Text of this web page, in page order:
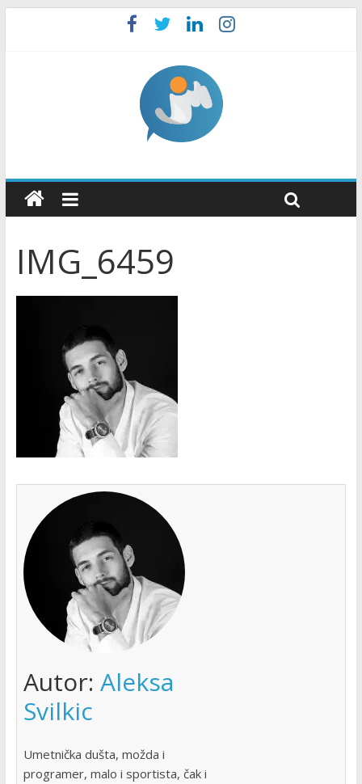
IMG_6459
Autor: Aleksa
Svilkic
Umetnička dušta, možda i
programer, malo i sportista, čak i